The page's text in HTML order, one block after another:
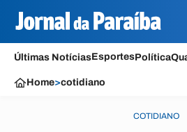
Últimas NotíciasEsportesPolítica
Home>cotidiano
COTIDIANO